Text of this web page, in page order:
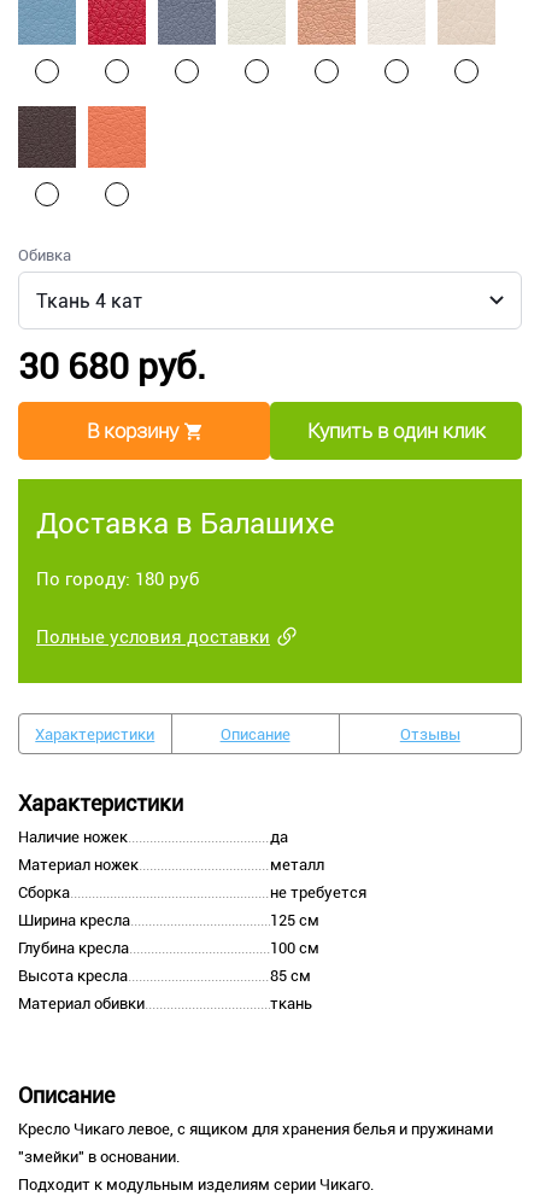
Обивка
30 680 руб.
В корзину Купить в один клик
Доставка в Балашихе
По городу: 180 руб
Полные условия доставки
Характеристики Описание Отзывы
Характеристики
Наличие ножек
да
Материал ножек
металл
Сборка
не требуется
Ширина кресла
125 см
Глубина кресла
100 см
Высота кресла
85 см
Материал обивки
ткань
Описание
Кресло Чикаго левое, с ящиком для хранения белья и пружинами
"змейки" в основании.
Подходит к модульным изделиям серии Чикаго.